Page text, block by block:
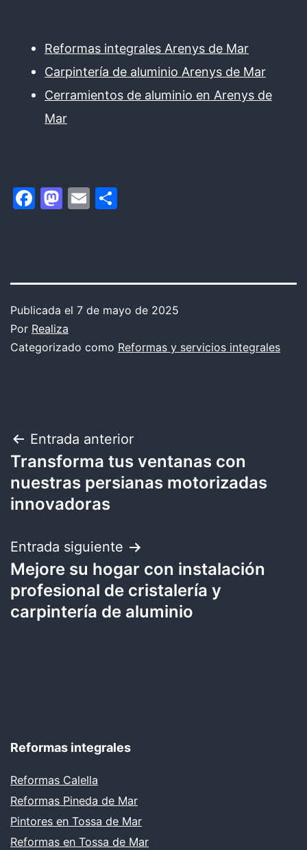
Reformas integrales Arenys de Mar
Carpintería de aluminio Arenys de Mar
Cerramientos de aluminio en Arenys de
Mar
Facebook
Mastodon
Email
Publicada el 7 de mayo de 2025
Por Realiza
Categorizado como Reformas y servicios integrales
Navegación
de
entradas
Entrada anterior
Transforma tus ventanas con
nuestras persianas motorizadas
innovadoras
Entrada siguiente
Mejore su hogar con instalación
profesional de cristalería y
carpintería de aluminio
Reformas integrales
Reformas Calella
Reformas Pineda de Mar
Pintores en Tossa de Mar
Reformas en Tossa de Mar